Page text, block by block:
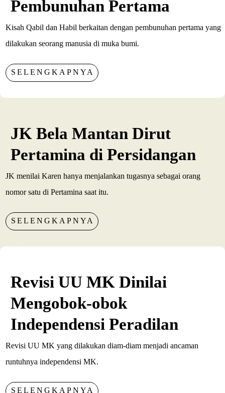
Pembunuhan Pertama
Kisah Qabil dan Habil berkaitan dengan pembunuhan pertama yang
dilakukan seorang manusia di muka bumi.
SELENGKAPNYA
JK Bela Mantan Dirut
Pertamina di Persidangan
JK menilai Karen hanya menjalankan tugasnya sebagai orang
nomor satu di Pertamina saat itu.
SELENGKAPNYA
Revisi UU MK Dinilai
Mengobok-obok
Independensi Peradilan
Revisi UU MK yang dilakukan diam-diam menjadi ancaman
runtuhnya independensi MK.
SELENGKAPNYA